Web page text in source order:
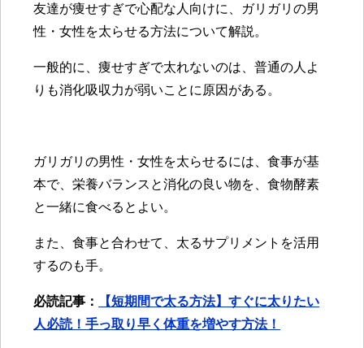
友達が痩せすぎで心配な人向けに、ガリガリの男
性・女性を太らせる方法について解説。
一般的に、痩せすぎで太れないのは、普通の人よ
りも消化吸収力が弱いことに原因がある。
ガリガリの男性・女性を太らせるには、食事が基
本で、栄養バランスと消化の良い物を、食物酵素
と一緒に食べるとよい。
また、食事と合わせて、太るサプリメントを活用
するのも手。
必読記事：
【短期間で太る方法】すぐに太りたい
人必読！手っ取り早く体重を増やす方法！